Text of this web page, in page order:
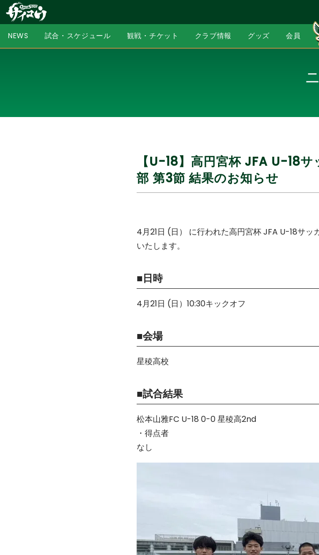
NEWS 試合・スケジュール 観戦・チケット クラブ情報 グッズ 会員
【U-18】高円宮杯 JFA U-18
部 第3節 結果のお知らせ
4月21日 (日） に行われた高円宮杯 JFA U-18サ
いたします。
■日時
4月21日 (日）10:30キックオフ
■会場
星稜高校
■試合結果
松本山雅FC U-18 0-0 星稜高2nd
・得点者
なし